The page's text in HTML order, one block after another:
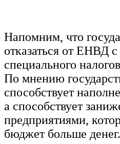
Напомним, что
отказаться от ЕНВД
специального
По мнению
способствует
а способствует
предприятиями,
бюджет больше